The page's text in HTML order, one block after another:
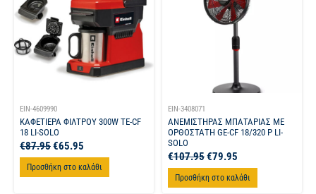
EIN-4609990
ΚΑΦΕΤΙΕΡΑ ΦΙΛΤΡΟΥ 300W TE-CF
18 LI-SOLO
€87.95€65.95
Προσθήκη στο καλάθι
EIN-3408071
ΑΝΕΜΙΣΤΗΡΑΣ ΜΠΑΤΑΡΙΑΣ ΜΕ
ΟΡΘΟΣΤΑΤΗ GE-CF 18/320 P LI-
SOLO
€107.95€79.95
Προσθήκη στο καλάθι